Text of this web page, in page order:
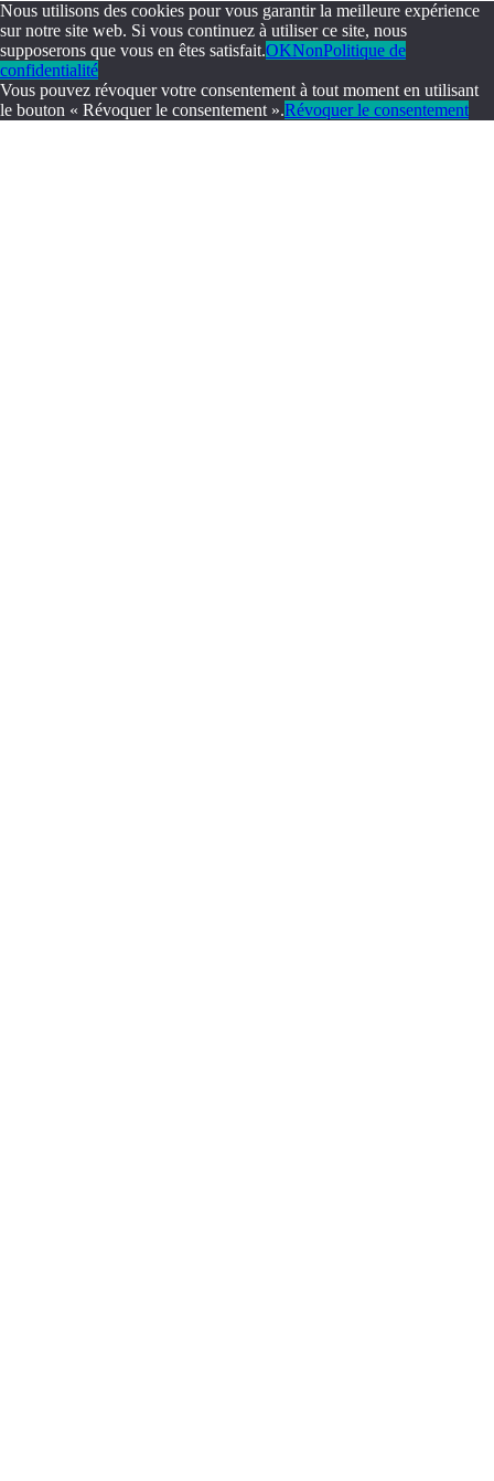
Nous utilisons des cookies pour vous garantir la meilleure expérience
sur notre site web. Si vous continuez à utiliser ce site, nous
supposerons que vous en êtes satisfait.OKNonPolitique de
confidentialité
Vous pouvez révoquer votre consentement à tout moment en utilisant
le bouton « Révoquer le consentement ».Révoquer le consentement